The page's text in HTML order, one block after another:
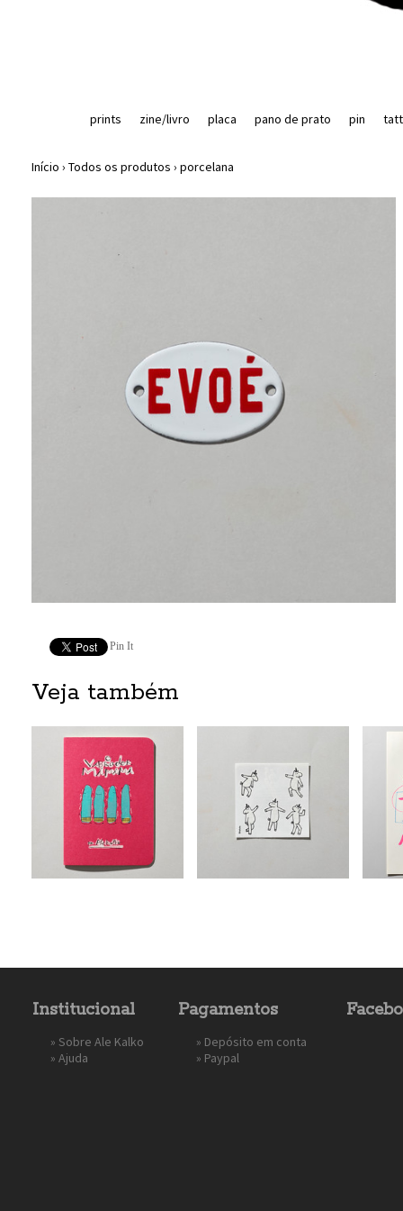
prints zine/livro placa pano de prato pin
Início › Todos os produtos › porcelana
Pin It
Veja também
Institucional
» Sobre Ale Kalko
» Ajuda
Pagamentos
» Depósito em conta
» Paypal